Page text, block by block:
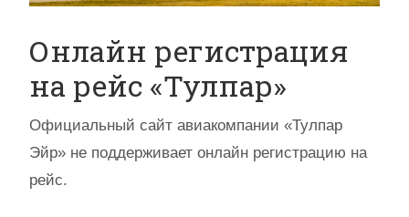
Онлайн регистрация
на рейс «Тулпар»
Официальный сайт авиакомпании «Тулпар
Эйр» не поддерживает онлайн регистрацию на
рейс.